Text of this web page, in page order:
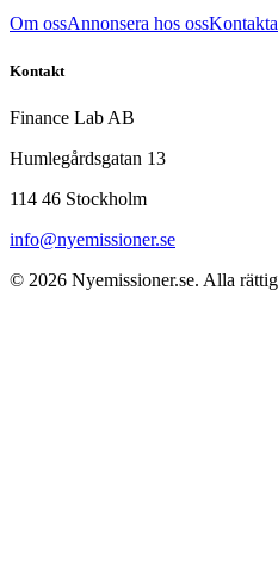
Om ossAnnonsera hos oss
Kontakt
Finance Lab AB
Humlegårdsgatan 13
114 46 Stockholm
info@nyemissioner.se
© 2026 Nyemissioner.se. Alla